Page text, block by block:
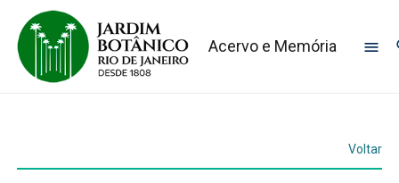
Acervo e Memória
Voltar